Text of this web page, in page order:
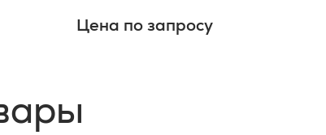
Цена по запросу